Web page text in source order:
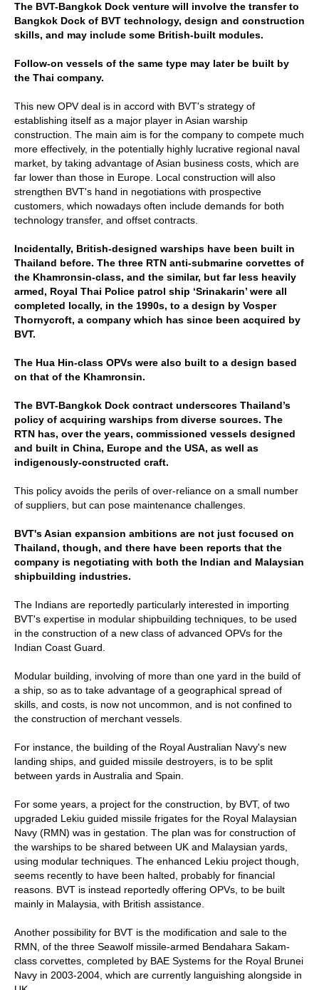
The BVT-Bangkok Dock venture will involve the transfer to
Bangkok Dock of BVT technology, design and construction
skills, and may include some British-built modules.
Follow-on vessels of the same type may later be built by
the Thai company.
This new OPV deal is in accord with BVT's strategy of
establishing itself as a major player in Asian warship
construction. The main aim is for the company to compete much
more effectively, in the potentially highly lucrative regional naval
market, by taking advantage of Asian business costs, which are
far lower than those in Europe. Local construction will also
strengthen BVT's hand in negotiations with prospective
customers, which nowadays often include demands for both
technology transfer, and offset contracts.
Incidentally, British-designed warships have been built in
Thailand before. The three RTN anti-submarine corvettes of
the Khamronsin-class, and the similar, but far less heavily
armed, Royal Thai Police patrol ship ‘Srinakarin’ were all
completed locally, in the 1990s, to a design by Vosper
Thornycroft, a company which has since been acquired by
BVT.
The Hua Hin-class OPVs were also built to a design based
on that of the Khamronsin.
The BVT-Bangkok Dock contract underscores Thailand’s
policy of acquiring warships from diverse sources. The
RTN has, over the years, commissioned vessels designed
and built in China, Europe and the USA, as well as
indigenously-constructed craft.
This policy avoids the perils of over-reliance on a small number
of suppliers, but can pose maintenance challenges.
BVT's Asian expansion ambitions are not just focused on
Thailand, though, and there have been reports that the
company is negotiating with both the Indian and Malaysian
shipbuilding industries.
The Indians are reportedly particularly interested in importing
BVT's expertise in modular shipbuilding techniques, to be used
in the construction of a new class of advanced OPVs for the
Indian Coast Guard.
Modular building, involving of more than one yard in the build of
a ship, so as to take advantage of a geographical spread of
skills, and costs, is now not uncommon, and is not confined to
the construction of merchant vessels.
For instance, the building of the Royal Australian Navy's new
landing ships, and guided missile destroyers, is to be split
between yards in Australia and Spain.
For some years, a project for the construction, by BVT, of two
upgraded Lekiu guided missile frigates for the Royal Malaysian
Navy (RMN) was in gestation. The plan was for construction of
the warships to be shared between UK and Malaysian yards,
using modular techniques. The enhanced Lekiu project though,
seems recently to have been halted, probably for financial
reasons. BVT is instead reportedly offering OPVs, to be built
mainly in Malaysia, with British assistance.
Another possibility for BVT is the modification and sale to the
RMN, of the three Seawolf missile-armed Bendahara Sakam-
class corvettes, completed by BAE Systems for the Royal Brunei
Navy in 2003-2004, which are currently languishing alongside in